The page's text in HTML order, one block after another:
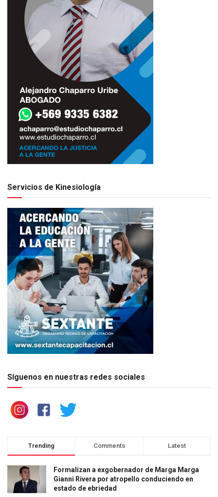
Servicios de Kinesiología
Síguenos en nuestras redes sociales
Trending Comments Latest
Formalizan a exgobernador de Marga Marga
Gianni Rivera por atropello conduciendo en
estado de ebriedad